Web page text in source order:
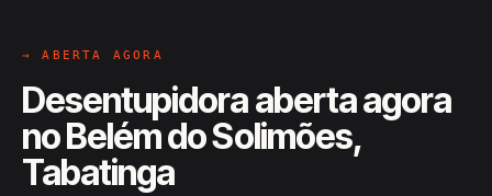
→ ABERTA AGORA
Desentupidora aberta agora
no Belém do Solimões,
Tabatinga